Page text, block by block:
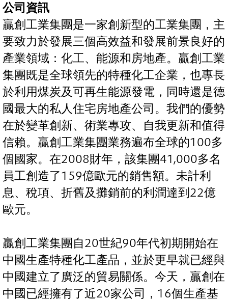
公司資訊
贏創工業集團是一家創新型的工業集團，主
要致力於發展三個高效益和發展前景良好的
產業領域：化工、能源和房地產。贏創工業
集團既是全球領先的特種化工企業，也專長
於利用煤炭及可再生能源發電，同時還是德
國最大的私人住宅房地產公司。我們的優勢
在於變革創新、術業專攻、自我更新和值得
信賴。贏創工業集團業務遍布全球的100多
個國家。在2008財年，該集團41,000多名
員工創造了159億歐元的銷售額。未計利
息、稅項、折舊及攤銷前的利潤達到22億
歐元。
贏創工業集團自20世紀90年代初期開始在
中國生產特種化工產品，並於更早就已經與
中國建立了廣泛的貿易關係。今天，贏創在
中國已經擁有了近20家公司，16個生產基